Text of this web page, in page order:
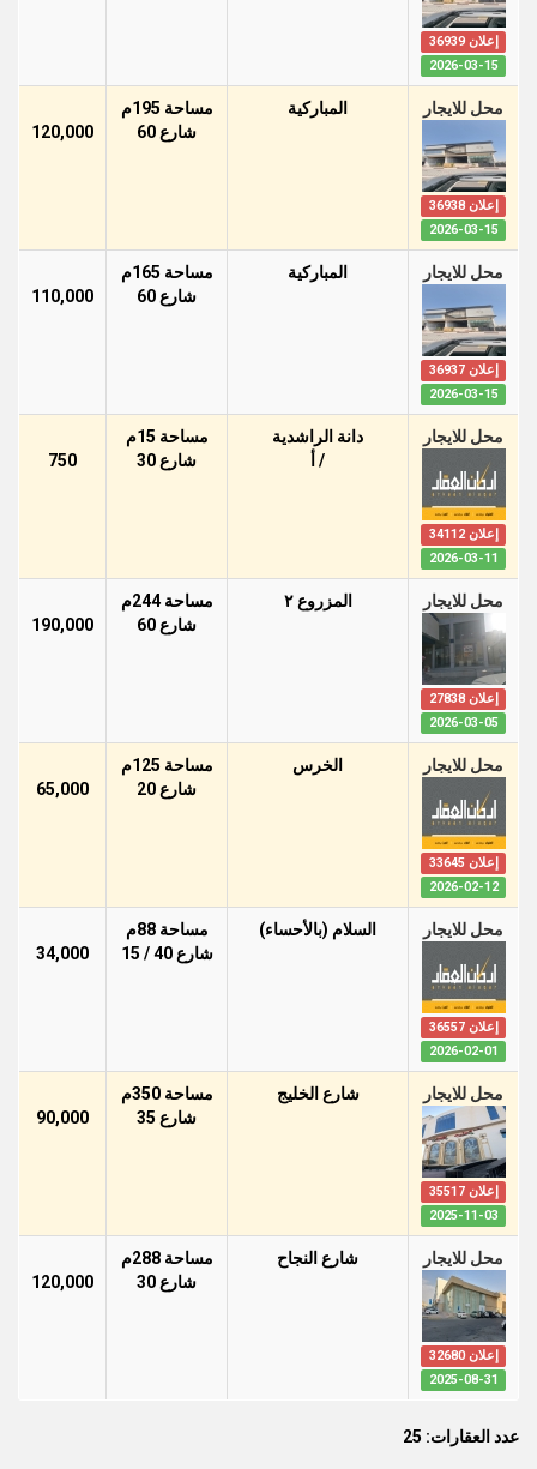
إعلان 36939
2026-03-15
محل للايجار
إعلان 36938
2026-03-15
المباركية
مساحة 195م
شارع 60
120,000
محل للايجار
إعلان 36937
2026-03-15
المباركية
مساحة 165م
شارع 60
110,000
محل للايجار
إعلان 34112
2026-03-11
دانة الراشدية
/ أ
مساحة 15م
شارع 30
750
محل للايجار
إعلان 27838
2026-03-05
المزروع ٢
مساحة 244م
شارع 60
190,000
محل للايجار
إعلان 33645
2026-02-12
الخرس
مساحة 125م
شارع 20
65,000
محل للايجار
إعلان 36557
2026-02-01
السلام (بالأحساء)
مساحة 88م
شارع 40 / 15
34,000
محل للايجار
إعلان 35517
2025-11-03
شارع الخليج
مساحة 350م
شارع 35
90,000
محل للايجار
إعلان 32680
2025-08-31
شارع النجاح
مساحة 288م
شارع 30
120,000
عدد العقارات: 25